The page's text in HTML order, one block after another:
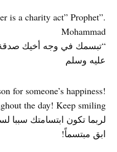
is a charity act” Prophet
Mohammad
“تبسمك في وجه أخيك
عليه وسلم
for someone’s happiness
the day! Keep smiling
لربما تكون ابتسامتك سببا
ابق مبتسماً!